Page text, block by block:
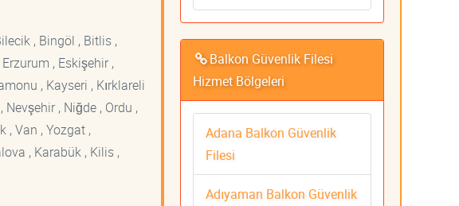
, Bingöl , Bitlis ,
, Eskişehir ,
, Kayseri , Kırklareli
, Niğde , Ordu ,
, Van , Yozgat ,
, Karabük , Kilis ,
Balkon Güvenlik Filesi
Hizmet Bölgeleri
Adana Balkon Güvenlik
Filesi
Adıyaman Balkon Güvenlik